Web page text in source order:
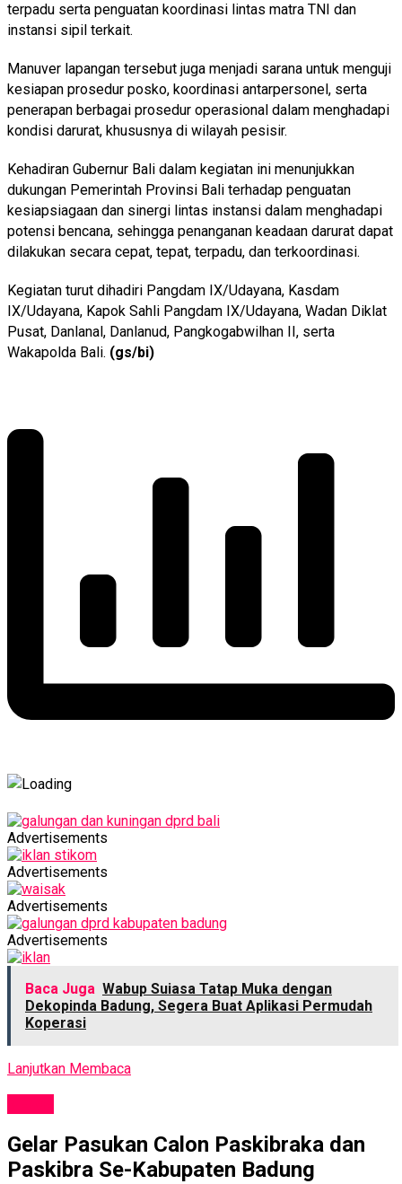
terpadu serta penguatan koordinasi lintas matra TNI dan
instansi sipil terkait.
Manuver lapangan tersebut juga menjadi sarana untuk menguji
kesiapan prosedur posko, koordinasi antarpersonel, serta
penerapan berbagai prosedur operasional dalam menghadapi
kondisi darurat, khususnya di wilayah pesisir.
Kehadiran Gubernur Bali dalam kegiatan ini menunjukkan
dukungan Pemerintah Provinsi Bali terhadap penguatan
kesiapsiagaan dan sinergi lintas instansi dalam menghadapi
potensi bencana, sehingga penanganan keadaan darurat dapat
dilakukan secara cepat, tepat, terpadu, dan terkoordinasi.
Kegiatan turut dihadiri Pangdam IX/Udayana, Kasdam
IX/Udayana, Kapok Sahli Pangdam IX/Udayana, Wadan Diklat
Pusat, Danlanal, Danlanud, Pangkogabwilhan II, serta
Wakapolda Bali. (gs/bi)
Advertisements
Advertisements
Advertisements
Advertisements
Baca Juga Wabup Suiasa Tatap Muka dengan
Dekopinda Badung, Segera Buat Aplikasi Permudah
Koperasi
Lanjutkan Membaca
Gelar Pasukan Calon Paskibraka dan
Paskibra Se-Kabupaten Badung